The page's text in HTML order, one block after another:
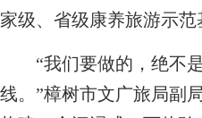
家级、省级康养旅游示
“我们要做的，绝不是
线。”樟树市文广旅局副